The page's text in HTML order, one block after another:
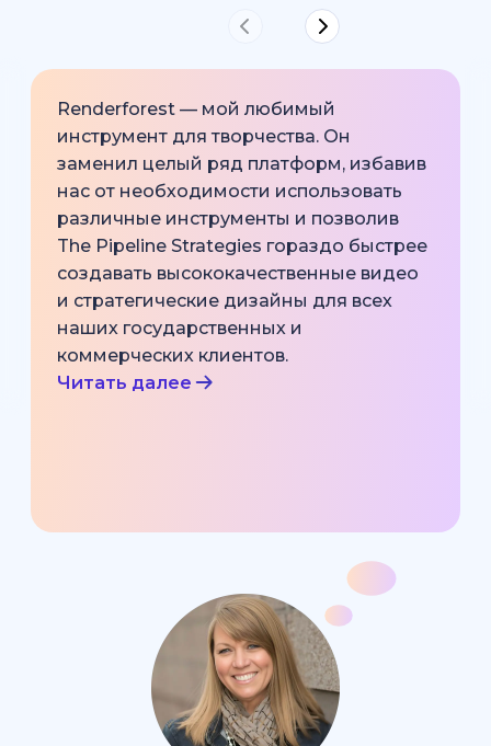
Renderforest — мой любимый
инструмент для творчества. Он
заменил целый ряд платформ, избавив
нас от необходимости использовать
различные инструменты и позволив
The Pipeline Strategies гораздо быстрее
создавать высококачественные видео
и стратегические дизайны для всех
наших государственных и
коммерческих клиентов.
Читать далее